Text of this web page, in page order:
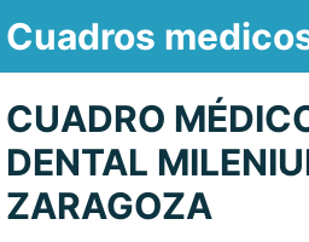
Saltar
contenido
Cuadros
CUADRO
DENTAL
ZARAGOZA